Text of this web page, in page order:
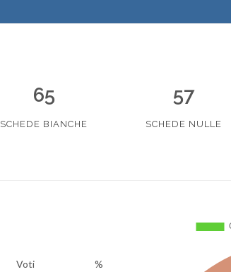
65
SCHEDE BIANCHE
57
SCHEDE NULLE
Voti %